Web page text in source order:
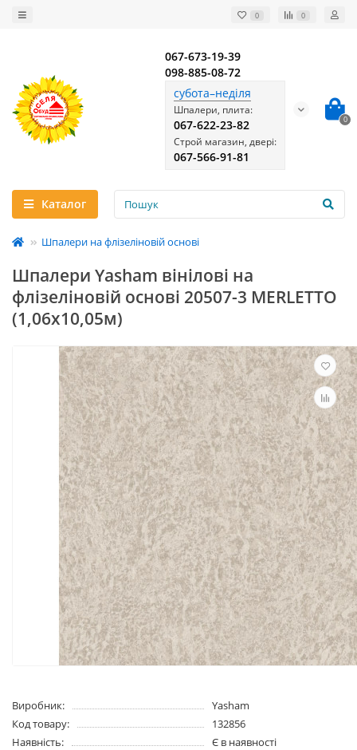
0 0
067-673-19-39
098-885-08-72
субота–неділя
Шпалери, плита:
067-622-23-82
Строй магазин, двері:
067-566-91-81
0
Каталог
Шпалери на флізеліновій основі
Шпалери Yasham вінілові на
флізеліновій основі 20507-3 MERLETTO
(1,06х10,05м)
Виробник:
Yasham
Код товару:
132856
Наявність:
Є в наявності